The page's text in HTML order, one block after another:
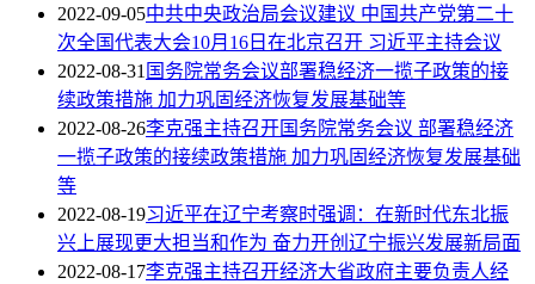
2022-09-05中共中央政治局会议建议 中国共产党第二十
次全国代表大会10月16日在北京召开 习近平主持会议
2022-08-31 国务院常务会议部署稳经济一揽子政策的接
续政策措施 加力巩固经济恢复发展基础等
2022-08-26李克强主持召开国务院常务会议 部署稳经济
一揽子政策的接续政策措施 加力巩固经济恢复发展基础
等
2022-08-19习近平在辽宁考察时强调：在新时代东北振
兴上展现更大担当和作为 奋力开创辽宁振兴发展新局面
2022-08-17李克强主持召开经济大省政府主要负责人经